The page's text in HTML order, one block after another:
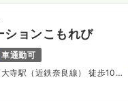
ションこもれび
車通勤可
寺駅（近鉄奈良線） 徒歩10